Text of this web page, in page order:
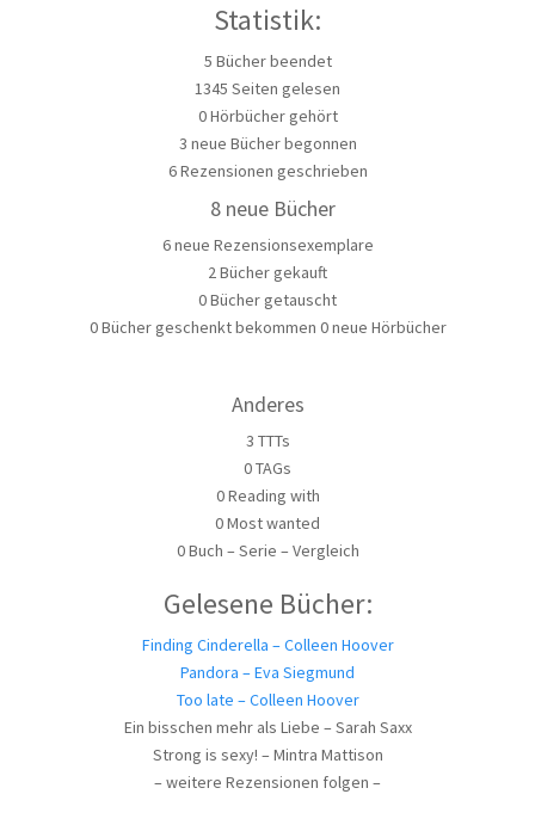
Statistik:
5 Bücher beendet
1345 Seiten gelesen
0 Hörbücher gehört
3 neue Bücher begonnen
6 Rezensionen geschrieben
8 neue Bücher
6 neue Rezensionsexemplare
2 Bücher gekauft
0 Bücher getauscht
0 Bücher geschenkt bekommen 0 neue Hörbücher
Anderes
3 TTTs
0 TAGs
0 Reading with
0 Most wanted
0 Buch – Serie – Vergleich
Gelesene Bücher:
Finding Cinderella – Colleen Hoover
Pandora – Eva Siegmund
Too late – Colleen Hoover
Ein bisschen mehr als Liebe – Sarah Saxx
Strong is sexy! – Mintra Mattison
– weitere Rezensionen folgen –